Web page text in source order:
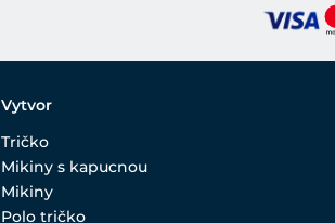
Vytvor
Tričko
Mikiny s kapucnou
Mikiny
Polo tričko